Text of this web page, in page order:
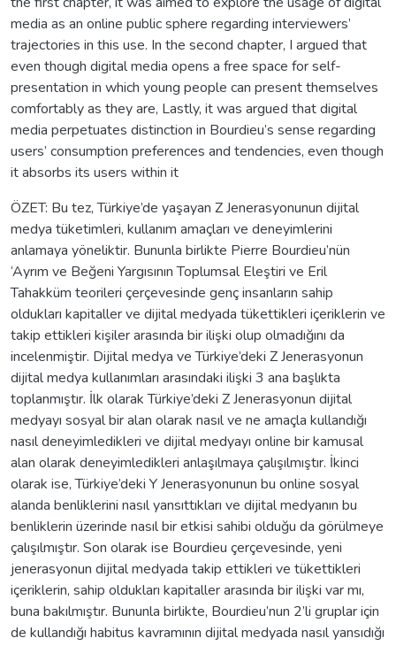
media as an online public sphere regarding interviewers’
trajectories in this use. In the second chapter, I argued that
even though digital media opens a free space for self-
presentation in which young people can present themselves
comfortably as they are, Lastly, it was argued that digital
media perpetuates distinction in Bourdieu’s sense regarding
users’ consumption preferences and tendencies, even though
it absorbs its users within it
ÖZET: Bu tez, Türkiye’de yaşayan Z Jenerasyonunun dijital
medya tüketimleri, kullanım amaçları ve deneyimlerini
anlamaya yöneliktir. Bununla birlikte Pierre Bourdieu’nün
‘Ayrım ve Beğeni Yargısının Toplumsal Eleştiri ve Eril
Tahakküm teorileri çerçevesinde genç insanların sahip
oldukları kapitaller ve dijital medyada tükettikleri içeriklerin ve
takip ettikleri kişiler arasında bir ilişki olup olmadığını da
incelenmiştir. Dijital medya ve Türkiye’deki Z Jenerasyonun
dijital medya kullanımları arasındaki ilişki 3 ana başlıkta
toplanmıştır. İlk olarak Türkiye’deki Z Jenerasyonun dijital
medyayı sosyal bir alan olarak nasıl ve ne amaçla kullandığı
nasıl deneyimledikleri ve dijital medyayı online bir kamusal
alan olarak deneyimledikleri anlaşılmaya çalışılmıştır. İkinci
olarak ise, Türkiye’deki Y Jenerasyonunun bu online sosyal
alanda benliklerini nasıl yansıttıkları ve dijital medyanın bu
benliklerin üzerinde nasıl bir etkisi sahibi olduğu da görülmeye
çalışılmıştır. Son olarak ise Bourdieu çerçevesinde, yeni
jenerasyonun dijital medyada takip ettikleri ve tükettikleri
içeriklerin, sahip oldukları kapitaller arasında bir ilişki var mı,
buna bakılmıştır. Bununla birlikte, Bourdieu’nun 2’li gruplar için
de kullandığı habitus kavramının dijital medyada nasıl yansıdığı